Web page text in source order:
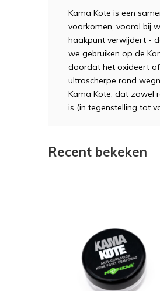
Kama Kote is een
voorkomen, vooral bij
haakpunt verwijdert -
we gebruiken op de
doordat het oxideert
ultrascherpe rand
Kama Kote, dat zowel
is (in tegenstelling tot
Recent bekeken